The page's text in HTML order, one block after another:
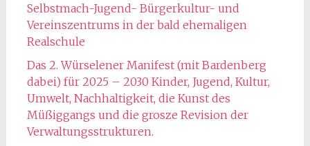
Selbstmach-Jugend- Bürgerkultur- und
Vereinszentrums in der bald ehemaligen
Realschule
Das 2. Würselener Manifest (mit Bardenberg
dabei) für 2025 – 2030 Kinder, Jugend, Kultur,
Umwelt, Nachhaltigkeit, die Kunst des
Müßiggangs und die grosze Revision der
Verwaltungsstrukturen.